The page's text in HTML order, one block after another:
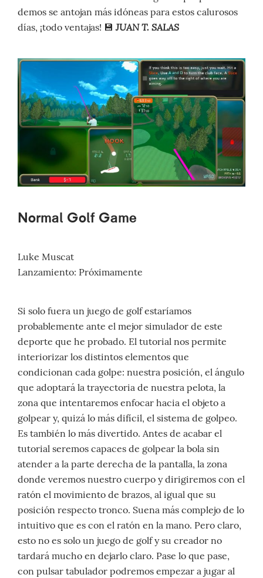
demos se antojan más idóneas para estos calurosos
días, ¡todo ventajas! 💾JUAN T. SALAS
Normal Golf Game
Luke Muscat
Lanzamiento: Próximamente
Si solo fuera un juego de golf estaríamos
probablemente ante el mejor simulador de este
deporte que he probado. El tutorial nos permite
interiorizar los distintos elementos que
condicionan cada golpe: nuestra posición, el ángulo
que adoptará la trayectoria de nuestra pelota, la
zona que intentaremos enfocar hacia el objeto a
golpear y, quizá lo más difícil, el sistema de golpeo.
Es también lo más divertido. Antes de acabar el
tutorial seremos capaces de golpear la bola sin
atender a la parte derecha de la pantalla, la zona
donde veremos nuestro cuerpo y dirigiremos con el
ratón el movimiento de brazos, al igual que su
posición respecto tronco. Suena más complejo de lo
intuitivo que es con el ratón en la mano. Pero claro,
esto no es solo un juego de golf y su creador no
tardará mucho en dejarlo claro. Pase lo que pase,
con pulsar tabulador podremos empezar a jugar al